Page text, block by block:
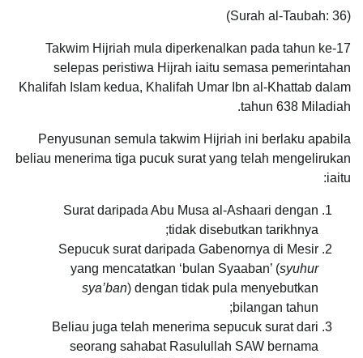
(Surah al-Taubah: 36)
Takwim Hijriah mula diperkenalkan pada tahun ke-17
selepas peristiwa Hijrah iaitu semasa pemerintahan
Khalifah Islam kedua, Khalifah Umar Ibn al-Khattab dalam
tahun 638 Miladiah.
Penyusunan semula takwim Hijriah ini berlaku apabila
beliau menerima tiga pucuk surat yang telah mengelirukan
iaitu:
Surat daripada Abu Musa al-Ashaari dengan
tidak disebutkan tarikhnya;
Sepucuk surat daripada Gabenornya di Mesir
yang mencatatkan ‘bulan Syaaban’ (syuhur
sya’ban) dengan tidak pula menyebutkan
bilangan tahun;
Beliau juga telah menerima sepucuk surat dari
seorang sahabat Rasulullah SAW bernama